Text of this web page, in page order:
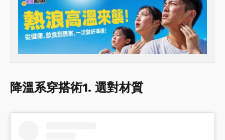
降溫系穿搭術1. 選對材質